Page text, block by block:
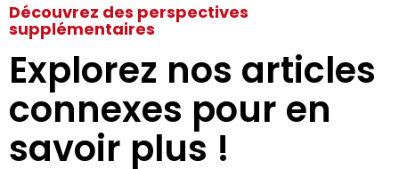
Découvrez des perspectives
supplémentaires
Explorez nos articles
connexes pour en
savoir plus !